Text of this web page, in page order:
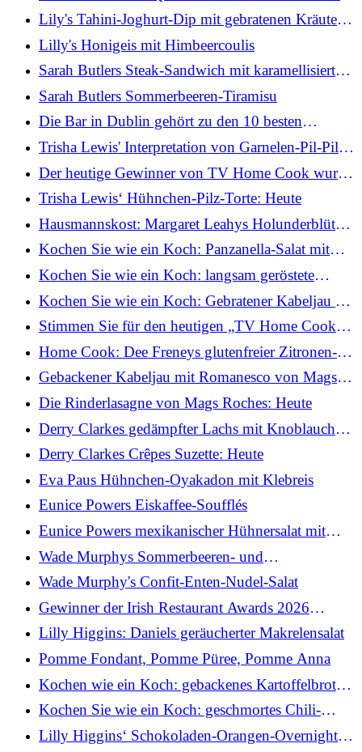
5 Tipps zur Lebensmittelsicherheit an
Lily's Tahini-Joghurt-Dip mit gebratenen Kräutern,
gerösteten Karotten und Dukkah-Pitta-Chips
Lilly's Honigeis mit Himbeercoulis
Sarah Butlers Steak-Sandwich mit karamellisierten
Zwiebeln
Sarah Butlers Sommerbeeren-Tiramisu
Die Bar in Dublin gehört zu den 10 besten
Cocktailkarten der Welt
Trisha Lewis' Interpretation von Garnelen-Pil-Pil:
Heute
Der heutige Gewinner von TV Home Cook wurde
gekrönt
Trisha Lewis‘ Hühnchen-Pilz-Torte: Heute
Hausmannskost: Margaret Leahys Holunderblüten-
Himbeer-Käsekuchen
Kochen Sie wie ein Koch: Panzanella-Salat mit
langsam gerösteten Tomaten und eingelegten roten
Zwiebeln
Kochen Sie wie ein Koch: langsam geröstete
Tomaten-Galette mit Burrata und Basilikum
Kochen Sie wie ein Koch: Gebratener Kabeljau mit
warmer Bois-Boudran-Sauce
Stimmen Sie für den heutigen „TV Home Cook“
ab
Home Cook: Dee Freneys glutenfreier Zitronen-
Polenta-Kuchen
Gebackener Kabeljau mit Romanesco von Mags
Roches: Heute
Die Rinderlasagne von Mags Roches: Heute
Derry Clarkes gedämpfter Lachs mit Knoblauch
und Soja
Derry Clarkes Crêpes Suzette: Heute
Eva Paus Hühnchen-Oyakadon mit Klebreis
Eunice Powers Eiskaffee-Soufflés
Eunice Powers mexikanischer Hühnersalat mit
Clonakilty-Avocado-Joghurt-Dressing
Wade Murphys Sommerbeeren- und
Holunderblüten-Narr
Wade Murphy's Confit-Enten-Nudel-Salat
Gewinner der Irish Restaurant Awards 2026
bekannt gegeben
Lilly Higgins: Daniels geräucherter Makrelensalat
Pomme Fondant, Pomme Püree, Pomme Anna
Kochen wie ein Koch: gebackenes Kartoffelbrot
mit Sauerrahm und Schnittlauch
Kochen Sie wie ein Koch: geschmortes Chili-
Rindfleisch und Bratkartoffeln mit Taco-Sauce
Lilly Higgins‘ Schokoladen-Orangen-Overnight-